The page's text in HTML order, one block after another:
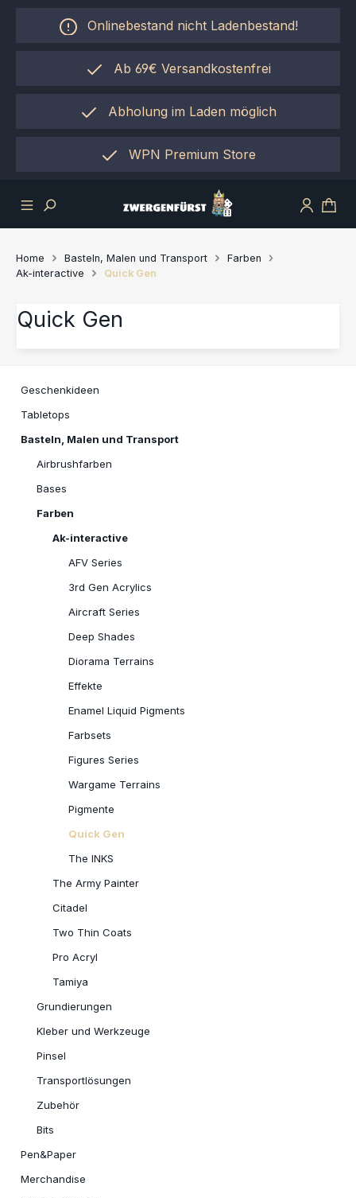
Zum Hauptinhalt springen
Onlinebestand nicht Ladenbestand!
Ab 69€ Versandkostenfrei
Abholung im Laden möglich
einfach per "Click&Collect"
WPN Premium Store
Home Basteln, Malen und Transport
Farben
Ak-interactive
Quick Gen
Quick Gen
Geschenkideen
Tabletops
Basteln, Malen und Transport
Airbrushfarben
Bases
Farben
Ak-interactive
AFV Series
3rd Gen Acrylics
Aircraft Series
Deep Shades
Diorama Terrains
Effekte
Enamel Liquid Pigments
Farbsets
Figures Series
Wargame Terrains
Pigmente
Quick Gen
The INKS
The Army Painter
Citadel
Two Thin Coats
Pro Acryl
Tamiya
Grundierungen
Kleber und Werkzeuge
Pinsel
Transportlösungen
Zubehör
Bits
Pen&Paper
Merchandise